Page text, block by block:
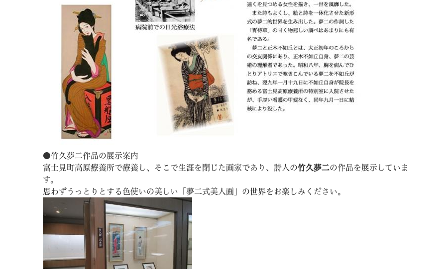
●竹久夢二作品の展示案内
富士見町高原療養所で療養し、そこで生涯を閉じた画家であり、詩人の竹久夢二の作品を展示していま
す。
思わずうっとりとする色使いの美しい「夢二式美人画」の世界をお楽しみください。